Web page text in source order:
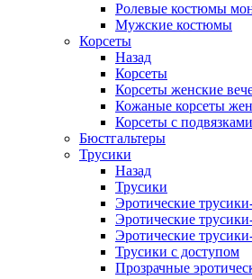
Ролевые костюмы
Мужские костюмы
Корсеты
Назад
Корсеты
Корсеты женские
Кожаные корсеты
Корсеты с
Бюстгальтеры
Трусики
Назад
Трусики
Эротические
Эротические
Эротические
Трусики с доступом
Прозрачные